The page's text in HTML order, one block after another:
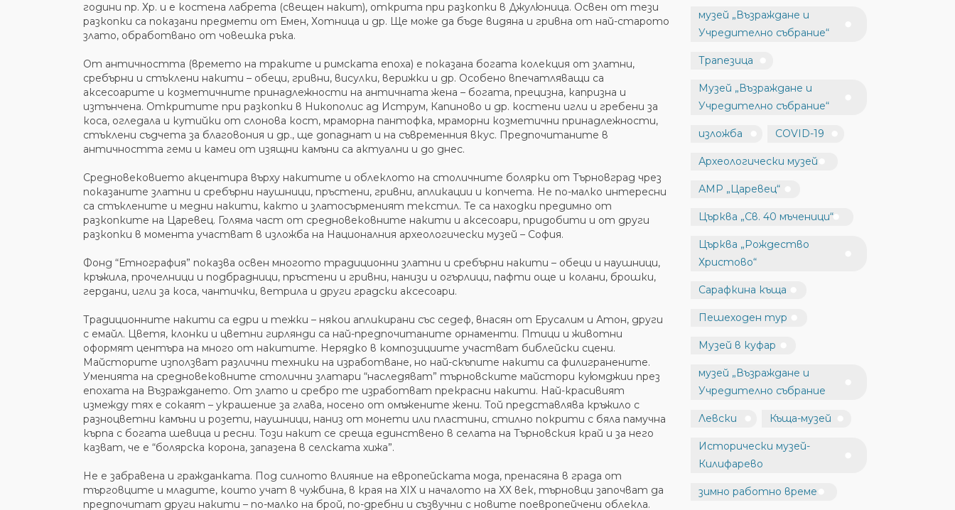
години пр. Хр. и е костена лабрета (свещен накит), открита при разкопки в Джулюница. Освен от тези
разкопки са показани предмети от Емен, Хотница и др. Ще може да бъде видяна и гривна от най-старото
злато, обработвано от човешка ръка.
От античността (времето на траките и римската епоха) е показана богата колекция от златни,
сребърни и стъклени накити – обеци, гривни, висулки, верижки и др. Особено впечатляващи са
аксесоарите и козметичните принадлежности на античната жена – богата, прецизна, капризна и
изтънчена. Откритите при разкопки в Никополис ад Иструм, Капиново и др. костени игли и гребени за
коса, огледала и кутийки от слонова кост, мраморна пантофка, мраморни козметични принадлежности,
стъклени съдчета за благовония и др., ще допаднат и на съвременния вкус. Предпочитаните в
античността геми и камеи от изящни камъни са актуални и до днес.
Средновековието акцентира върху накитите и облеклото на столичните болярки от Търновград чрез
показаните златни и сребърни наушници, пръстени, гривни, апликации и копчета. Не по-малко интересни
са стъклените и медни накити, както и златосърменият текстил. Те са находки предимно от
разкопките на Царевец. Голяма част от средновековните накити и аксесоари, придобити и от други
разкопки в момента участват в изложба на Националния археологически музей – София.
Фонд “Етнография” показва освен многото традиционни златни и сребърни накити – обеци и наушници,
кръжила, прочелници и подбрадници, пръстени и гривни, нанизи и огърлици, пафти още и колани, брошки,
гердани, игли за коса, чантички, ветрила и други градски аксесоари.
Традиционните накити са едри и тежки – някои апликирани със седеф, внасян от Ерусалим и Атон, други
с емайл. Цветя, клонки и цветни гирлянди са най-предпочитаните орнаменти. Птици и животни
оформят центъра на много от накитите. Нерядко в композициите участват библейски сцени.
Майсторите използват различни техники на изработване, но най-скъпите накити са филигранените.
Уменията на средновековните столични златари “наследяват” търновските майстори куюмджии през
епохата на Възраждането. От злато и сребро те изработват прекрасни накити. Най-красивият
измежду тях е сокаят – украшение за глава, носено от омъжените жени. Той представлява кръжило с
разноцветни камъни и розети, наушници, наниз от монети или пластини, стилно покрити с бяла памучна
кърпа с богата шевица и ресни. Този накит се среща единствено в селата на Търновския край и за него
казват, че е “болярска корона, запазена в селската хижа”.
Не е забравена и гражданката. Под силното влияние на европейската мода, пренасяна в града от
търговците и младите, които учат в чужбина, в края на ХІХ и началото на ХХ век, търновци започват да
предпочитат други накити – по-малко на брой, по-дребни и съзвучни с новите поевропейчени облекла.
музей „Възраждане и
Учредително събрание“
Трапезица
Музей „Възраждане и
Учредително събрание“
изложба COVID-19
Археологически музей
АМР „Царевец“
Църква „Св. 40 мъченици“
Църква „Рождество
Христово“
Сарафкина къща
Пешеходен тур
Музей в куфар
музей „Възраждане и
Учредително събрание
Левски Къща-музей
Исторически музей-
Килифарево
зимно работно време